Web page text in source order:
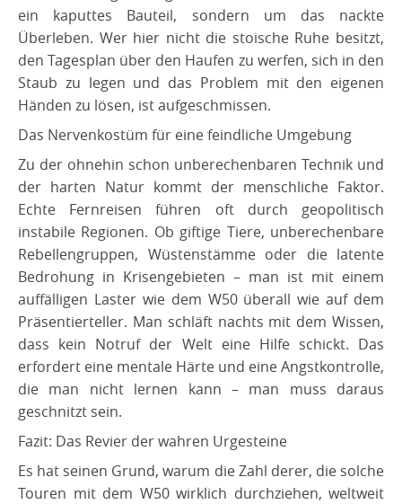
ein kaputtes Bauteil, sondern um das nackte
Überleben. Wer hier nicht die stoische Ruhe besitzt,
den Tagesplan über den Haufen zu werfen, sich in den
Staub zu legen und das Problem mit den eigenen
Händen zu lösen, ist aufgeschmissen.
​Das Nervenkostüm für eine feindliche Umgebung
​Zu der ohnehin schon unberechenbaren Technik und
der harten Natur kommt der menschliche Faktor.
Echte Fernreisen führen oft durch geopolitisch
instabile Regionen. Ob giftige Tiere, unberechenbare
Rebellengruppen, Wüstenstämme oder die latente
Bedrohung in Krisengebieten – man ist mit einem
auffälligen Laster wie dem W50 überall wie auf dem
Präsentierteller. Man schläft nachts mit dem Wissen,
dass kein Notruf der Welt eine Hilfe schickt. Das
erfordert eine mentale Härte und eine Angstkontrolle,
die man nicht lernen kann – man muss daraus
geschnitzt sein.
​Fazit: Das Revier der wahren Urgesteine
​Es hat seinen Grund, warum die Zahl derer, die solche
Touren mit dem W50 wirklich durchziehen, weltweit